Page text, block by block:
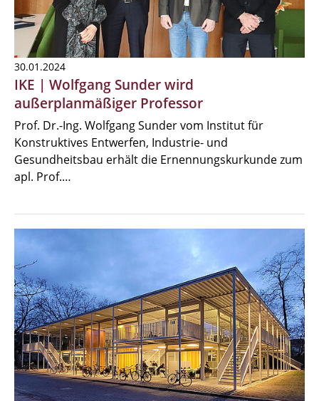
30.01.2024
IKE | Wolfgang Sunder wird
außerplanmäßiger Professor
Prof. Dr.-Ing. Wolfgang Sunder vom Institut für
Konstruktives Entwerfen, Industrie- und
Gesundheitsbau erhält die Ernennungskurkunde zum
apl. Prof.…